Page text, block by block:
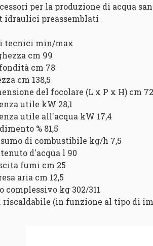
per la produzione di acqua
idraulici preassemblati
tecnici min/max
cm 99
cm 78
cm 138,5
del focolare (L x P x H) cm
utile kW 28,1
utile all'acqua kW 17,4
% 81,5
di combustibile kg/h 7,5
d'acqua l 90
fumi cm 25
aria cm 12,5
complessivo kg 302/311
riscaldabile (in funzione al tipo di